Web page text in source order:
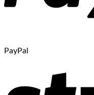
PayPal